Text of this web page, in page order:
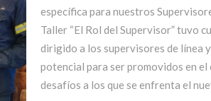
específica para nuestros
Taller “El Rol del Supervisor” tuvo
dirigido a los supervisores de línea
potencial para ser promovidos en
desafíos a los que se enfrenta el